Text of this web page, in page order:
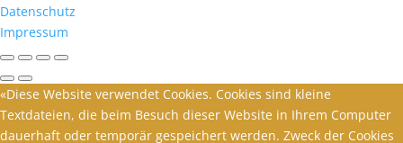
Datenschutz
Impressum
«Diese Website verwendet Cookies. Cookies sind kleine
Textdateien, die beim Besuch dieser Website in Ihrem Computer
dauerhaft oder temporär gespeichert werden. Zweck der Cookies